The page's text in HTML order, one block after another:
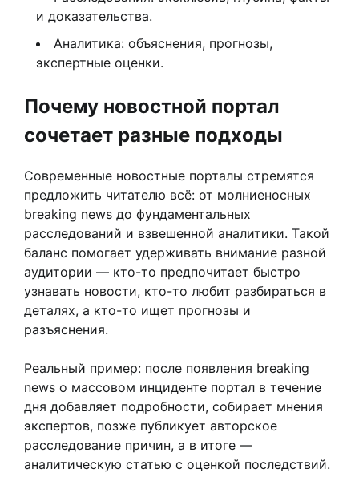
и доказательства.
Аналитика: объяснения, прогнозы,
экспертные оценки.
Почему новостной портал
сочетает разные подходы
Современные новостные порталы стремятся
предложить читателю всё: от молниеносных
breaking news до фундаментальных
расследований и взвешенной аналитики. Такой
баланс помогает удерживать внимание разной
аудитории — кто-то предпочитает быстро
узнавать новости, кто-то любит разбираться в
деталях, а кто-то ищет прогнозы и
разъяснения.
Реальный пример: после появления breaking
news о массовом инциденте портал в течение
дня добавляет подробности, собирает мнения
экспертов, позже публикует авторское
расследование причин, а в итоге —
аналитическую статью с оценкой последствий.